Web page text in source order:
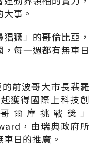
事。
獗」的哥倫比亞，
每一週都有無車日
前波哥大市長裴羅
獲得國際上科技創
爾摩挑戰獎」
，由瑞典政府所
日的推廣。